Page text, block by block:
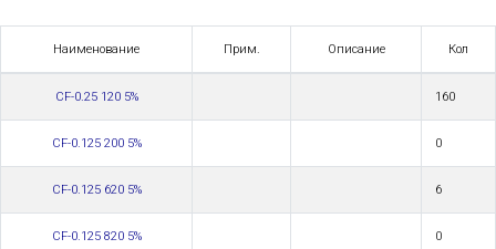
Наименование Прим. Описание Кол
CF-0.25 120 5% 160
CF-0.125 200 5% 0
CF-0.125 620 5% 6
CF-0.125 820 5% 0